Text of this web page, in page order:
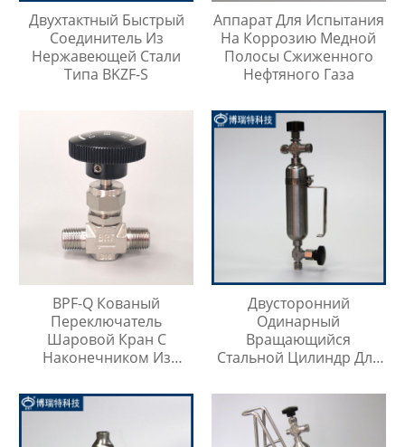
Двухтактный Быстрый
Соединитель Из
Нержавеющей Стали
Типа BKZF-S
Аппарат Для Испытания
На Коррозию Медной
Полосы Сжиженного
Нефтяного Газа
BPF-Q Кованый
Переключатель
Шаровой Кран С
Наконечником Из
316
Двусторонний
Одинарный
Вращающийся
Стальной Цилиндр Для